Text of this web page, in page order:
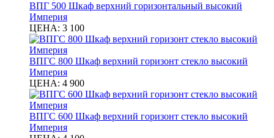
ВПГ 500 Шкаф верхний горизонтальный высокий
Империя
ЦЕНА: 3 100
ВПГС 800 Шкаф верхний горизонт стекло высокий
Империя
ЦЕНА: 4 900
ВПГС 600 Шкаф верхний горизонт стекло высокий
Империя